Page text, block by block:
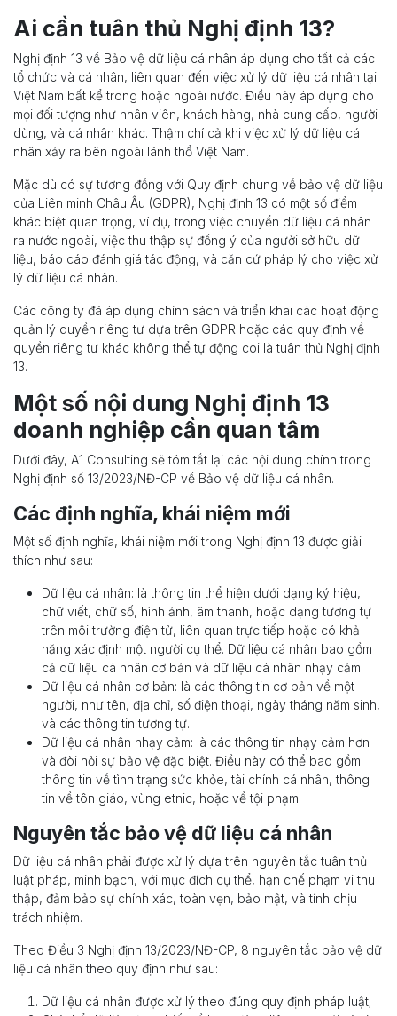
Ai cần tuân thủ Nghị định 13?
Nghị định 13 về Bảo vệ dữ liệu cá nhân áp dụng cho tất cả các
tổ chức và cá nhân, liên quan đến việc xử lý dữ liệu cá nhân tại
Việt Nam bất kể trong hoặc ngoài nước. Điều này áp dụng cho
mọi đối tượng như nhân viên, khách hàng, nhà cung cấp, người
dùng, và cá nhân khác. Thậm chí cả khi việc xử lý dữ liệu cá
nhân xảy ra bên ngoài lãnh thổ Việt Nam.
Mặc dù có sự tương đồng với Quy định chung về bảo vệ dữ liệu
của Liên minh Châu Âu (GDPR), Nghị định 13 có một số điểm
khác biệt quan trọng, ví dụ, trong việc chuyển dữ liệu cá nhân
ra nước ngoài, việc thu thập sự đồng ý của người sở hữu dữ
liệu, báo cáo đánh giá tác động, và căn cứ pháp lý cho việc xử
lý dữ liệu cá nhân.
Các công ty đã áp dụng chính sách và triển khai các hoạt động
quản lý quyền riêng tư dựa trên GDPR hoặc các quy định về
quyền riêng tư khác không thể tự động coi là tuân thủ Nghị định
13.
Một số nội dung Nghị định 13
doanh nghiệp cần quan tâm
Dưới đây, A1 Consulting sẽ tóm tắt lại các nội dung chính trong
Nghị định số 13/2023/NĐ-CP về Bảo vệ dữ liệu cá nhân.
Các định nghĩa, khái niệm mới
Một số định nghĩa, khái niệm mới trong Nghị định 13 được giải
thích như sau:
Dữ liệu cá nhân: là thông tin thể hiện dưới dạng ký hiệu,
chữ viết, chữ số, hình ảnh, âm thanh, hoặc dạng tương tự
trên môi trường điện tử, liên quan trực tiếp hoặc có khả
năng xác định một người cụ thể. Dữ liệu cá nhân bao gồm
cả dữ liệu cá nhân cơ bản và dữ liệu cá nhân nhạy cảm.
Dữ liệu cá nhân cơ bản: là các thông tin cơ bản về một
người, như tên, địa chỉ, số điện thoại, ngày tháng năm sinh,
và các thông tin tương tự.
Dữ liệu cá nhân nhạy cảm: là các thông tin nhạy cảm hơn
và đòi hỏi sự bảo vệ đặc biệt. Điều này có thể bao gồm
thông tin về tình trạng sức khỏe, tài chính cá nhân, thông
tin về tôn giáo, vùng etnic, hoặc về tội phạm.
Nguyên tắc bảo vệ dữ liệu cá nhân
Dữ liệu cá nhân phải được xử lý dựa trên nguyên tắc tuân thủ
luật pháp, minh bạch, với mục đích cụ thể, hạn chế phạm vi thu
thập, đảm bảo sự chính xác, toàn vẹn, bảo mật, và tính chịu
trách nhiệm.
Theo Điều 3 Nghị định 13/2023/NĐ-CP, 8 nguyên tắc bảo vệ dữ
liệu cá nhân theo quy định như sau:
Dữ liệu cá nhân được xử lý theo đúng quy định pháp luật;